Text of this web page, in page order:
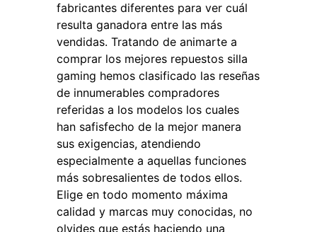
fabricantes diferentes para ver cuál
resulta ganadora entre las más
vendidas. Tratando de animarte a
comprar los mejores repuestos silla
gaming hemos clasificado las reseñas
de innumerables compradores
referidas a los modelos los cuales
han safisfecho de la mejor manera
sus exigencias, atendiendo
especialmente a aquellas funciones
más sobresalientes de todos ellos.
Elige en todo momento máxima
calidad y marcas muy conocidas, no
olvides que estás haciendo una